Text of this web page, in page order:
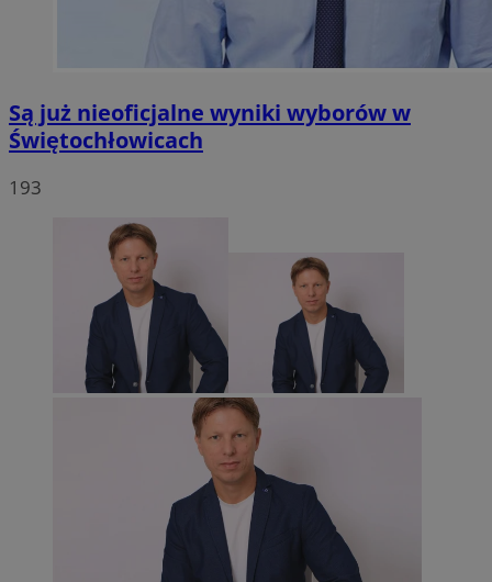
Są już nieoficjalne wyniki wyborów w
Świętochłowicach
193